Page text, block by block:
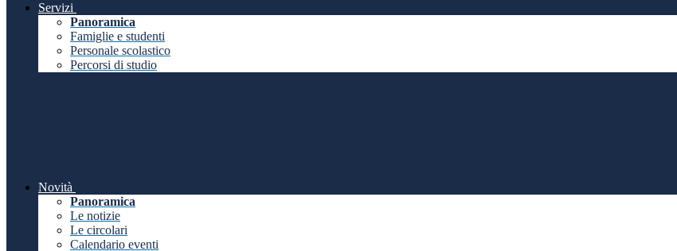
Servizi
Panoramica
Famiglie e studenti
Personale scolastico
Percorsi di studio
Novità
Panoramica
Le notizie
Le circolari
Calendario eventi